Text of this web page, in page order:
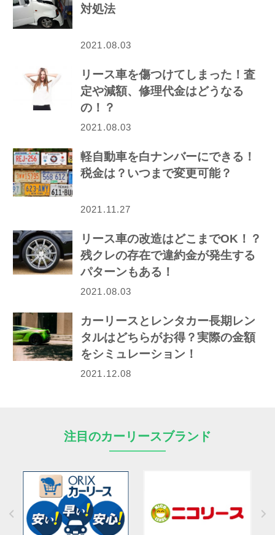
対処法
2021.08.03
リース車を傷つけてしまった！査
定や減額、修理代金はどうなる
の！？
2021.08.03
軽自動車を白ナンバーにできる！
税金は？いつまで変更可能？
2021.11.27
リース車の改造はどこまでOK！？
残クレの存在で違約金が発生する
パターンもある！
2021.08.03
カーリースとレンタカー長期レン
タルはどちらがお得？実際の金額
をシミュレーション！
2021.12.08
注目のカーリースブランド